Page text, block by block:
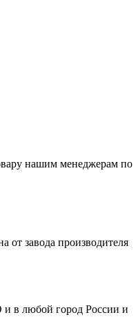
нашим менеджерам по
от завода производителя
в любой город России и